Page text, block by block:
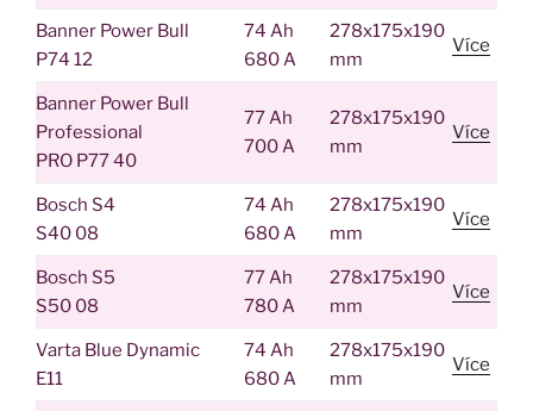
Banner Power Bull
P74 12
74 Ah
680 A
278x175x190
mm
Více
Banner Power Bull
Professional
PRO P77 40
77 Ah
700 A
278x175x190
mm
Více
Bosch S4
S40 08
74 Ah
680 A
278x175x190
mm
Více
Bosch S5
S50 08
77 Ah
780 A
278x175x190
mm
Více
Varta Blue Dynamic
E11
74 Ah
680 A
278x175x190
mm
Více